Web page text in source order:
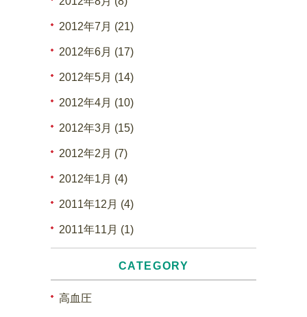
2012年7月 (21)
2012年6月 (17)
2012年5月 (14)
2012年4月 (10)
2012年3月 (15)
2012年2月 (7)
2012年1月 (4)
2011年12月 (4)
2011年11月 (1)
CATEGORY
高血圧